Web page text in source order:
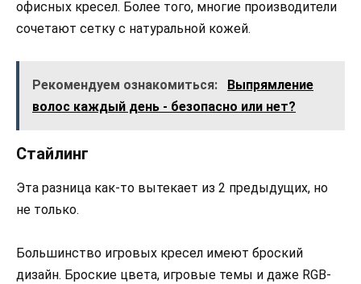
офисных кресел. Более того, многие производители
сочетают сетку с натуральной кожей.
Рекомендуем ознакомиться:
Выпрямление
волос каждый день - безопасно или нет?
Стайлинг
Эта разница как-то вытекает из 2 предыдущих, но
не только.
Большинство игровых кресел имеют броский
дизайн. Броские цвета, игровые темы и даже RGB-